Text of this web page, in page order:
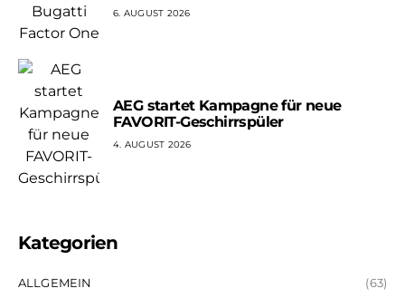
6. AUGUST 2026
AEG startet Kampagne für neue
FAVORIT-Geschirrspüler
4. AUGUST 2026
Kategorien
ALLGEMEIN (63)